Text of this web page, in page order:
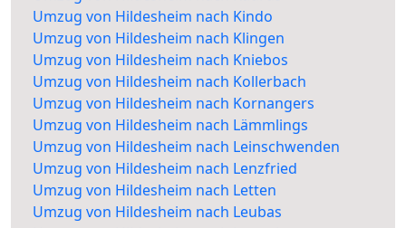
Umzug von Hildesheim nach Kindo
Umzug von Hildesheim nach Klingen
Umzug von Hildesheim nach Kniebos
Umzug von Hildesheim nach Kollerbach
Umzug von Hildesheim nach Kornangers
Umzug von Hildesheim nach Lämmlings
Umzug von Hildesheim nach Leinschwenden
Umzug von Hildesheim nach Lenzfried
Umzug von Hildesheim nach Letten
Umzug von Hildesheim nach Leubas